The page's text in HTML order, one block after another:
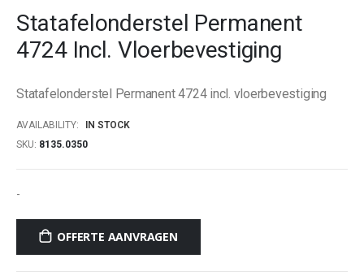
the
of
images
Statafelonderstel Permanent
4724 Incl. Vloerbevestiging
Statafelonderstel Permanent 4724 incl. vloerbevestiging
AVAILABILITY:
IN STOCK
SKU 8135.0350
-
OFFERTE AANVRAGEN